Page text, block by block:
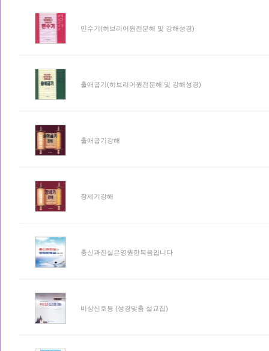
민수기(히브리어원전분해 및 강해성경)
출애굽기(히브리어원전분해 및 강해성경)
출애굽기강해
창세기강해
충신과진실은영원한복음입니다
비상신호등 (성경맞춤 설교집)